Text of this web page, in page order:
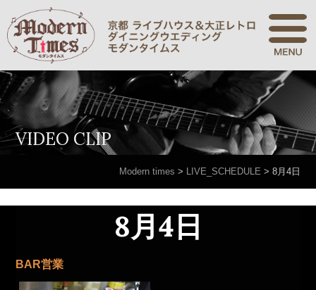
VIDEO CLIP
Modern times > LIVE_SCHEDULE > 8月4日
8月4日
BAR営業